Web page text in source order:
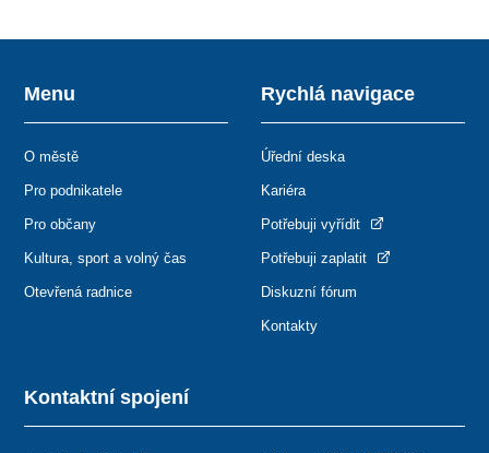
Kontaktní spojení
Menu
O městě
Pro podnikatele
Pro občany
Kultura, sport a volný čas
Otevřená radnice
Rychlá navigace
Úřední deska
Kariéra
Potřebuji vyřídit
Potřebuji zaplatit
Diskuzní fórum
Kontakty